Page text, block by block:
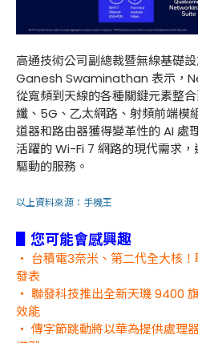
高通技術公司副總裁暨無線基礎
Ganesh Swaminathan 表示，
從寬頻到天線的各種關鍵元素整
纖、5G、乙太網路、射頻前端模
道器和路由器獲得變革性的 AI 處
活躍的 Wi-Fi 7 網路的現代需求
驅動的服務。
以上資料來源： 手機王
▋您可能會感興趣
・ 台積電3奈米、第二代全大核
發表
・ 聯發科技推出全新天璣 9400
效能
・ 傳字節跳動將以華為提供處理